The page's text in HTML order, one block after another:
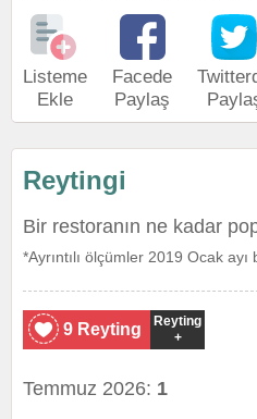
Listeme
Ekle
Facede
Paylaş
Reytingi
Bir restoranın ne kadar
*Ayrıntılı ölçümler 2019 Ocak ayı
9 Reyting
Reyting
+
Temmuz 2026: 1